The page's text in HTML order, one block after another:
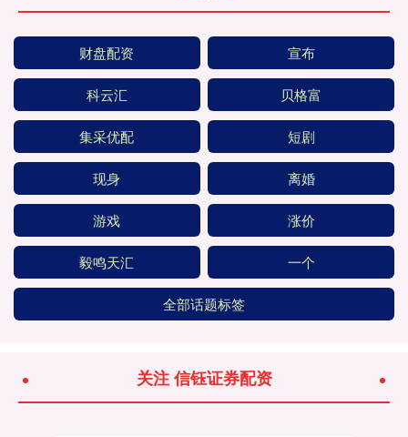
财盘配资 宣布
科云汇 贝格富
集采优配 短剧
现身 离婚
游戏 涨价
毅鸣天汇 一个
全部话题标签
关注 信钰证券配资